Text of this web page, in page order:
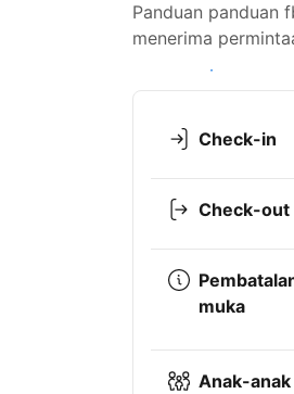
Panduan panduan
menerima
Lihat ketersediaan
Check-in
Check-out
muka
Anak-